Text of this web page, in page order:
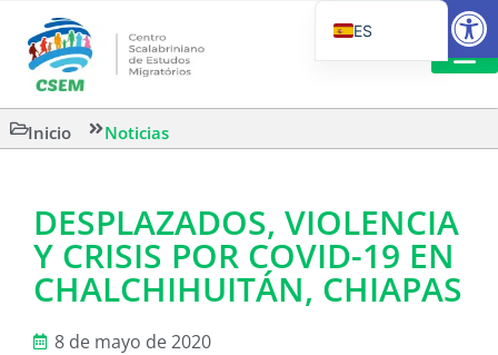
Inicio Noticias
DESPLAZADOS, VIOLENCIA
Y CRISIS POR COVID-19 EN
CHALCHIHUITÁN, CHIAPAS
8 de mayo de 2020
ES
EN